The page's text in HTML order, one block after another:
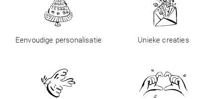
Eenvoudige personalisatie Unieke creaties